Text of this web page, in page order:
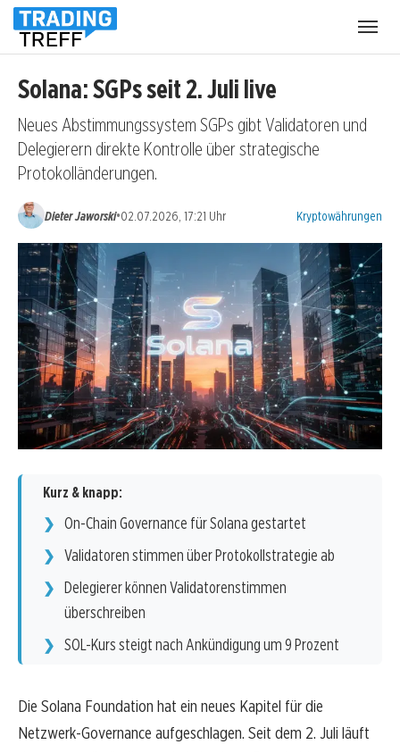
Solana: SGPs seit 2. Juli live
Neues Abstimmungssystem SGPs gibt Validatoren und
Delegierern direkte Kontrolle über strategische
Protokolländerungen.
Dieter Jaworski•02.07.2026, 17:21 Uhr Kategorien:
Kryptowährungen
Kurz & knapp:
On-Chain Governance für Solana gestartet
Validatoren stimmen über Protokollstrategie ab
Delegierer können Validatorenstimmen
überschreiben
SOL-Kurs steigt nach Ankündigung um 9 Prozent
Die Solana Foundation hat ein neues Kapitel für die
Netzwerk-Governance aufgeschlagen. Seit dem 2. Juli läuft